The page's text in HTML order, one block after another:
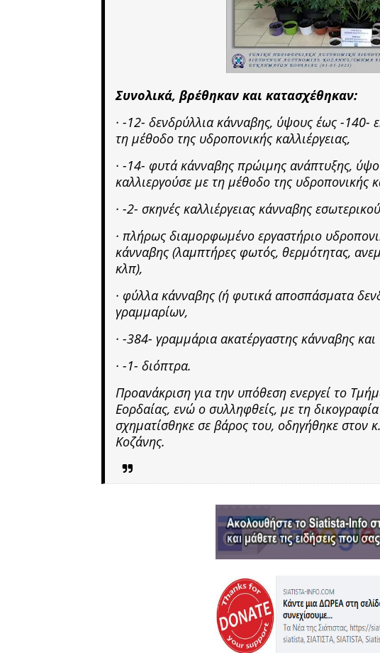
Συνολικά, βρέθηκαν και κατασχέθηκαν:
· -12- δενδρύλλια κάνναβης, ύψους έως -140-
τη μέθοδο της υδροπονικής καλλιέργειας,
· -14- φυτά κάνναβης πρώιμης ανάπτυξης,
καλλιεργούσε με τη μέθοδο της υδροπονικής
· -2- σκηνές καλλιέργειας κάνναβης
· πλήρως διαμορφωμένο εργαστήριο
κάνναβης (λαμπτήρες φωτός, θερμότητας,
κλπ),
· φύλλα κάνναβης (ή φυτικά αποσπάσματα
γραμμαρίων,
· -384- γραμμάρια ακατέργαστης κάνναβης και
· -1- διόπτρα.
Προανάκριση για την υπόθεση ενεργεί το
Εορδαίας, ενώ ο συλληφθείς, με τη
σχηματίσθηκε σε βάρος του, οδηγήθηκε στον
Κοζάνης.